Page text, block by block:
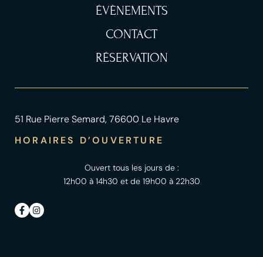
ÉVÈNEMENTS
CONTACT
RÉSERVATION
51 Rue Pierre Semard, 76600 Le Havre
HORAIRES D’OUVERTURE
Ouvert tous les jours de :
12h00 à 14h30 et de 19h00 à 22h30